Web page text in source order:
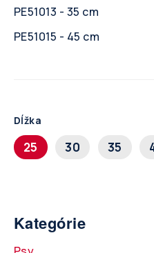
PE51013 - 35 cm
PE51015 - 45 cm
Dĺžka
25 30 35
Kategórie